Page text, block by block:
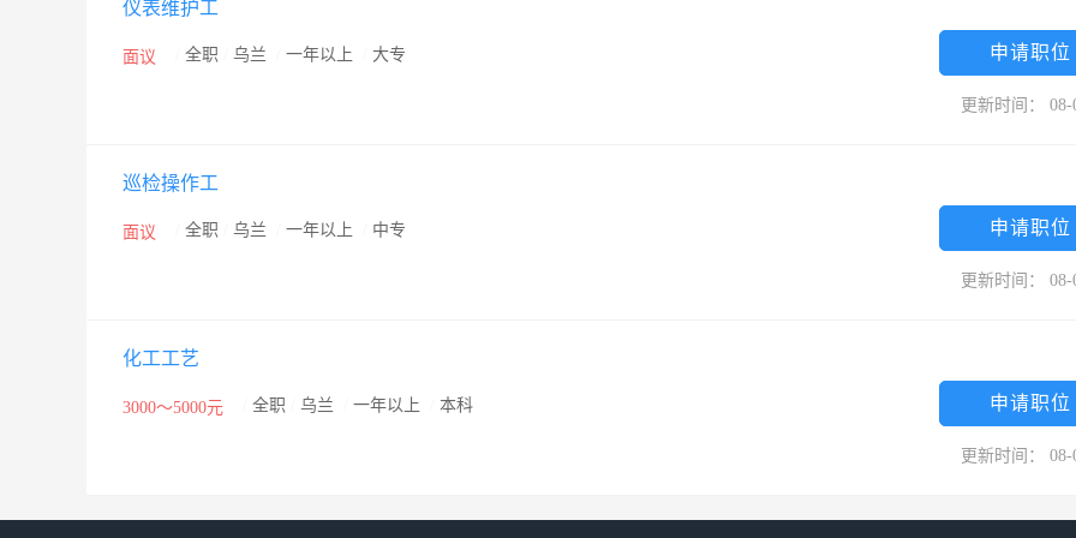
仪表维护工
面议 全职 乌兰 一年以上 大专 申请职位
更新时间： 08-
巡检操作工
面议 全职 乌兰 一年以上 中专 申请职位
更新时间： 08-
化工工艺
3000～5000元 全职 乌兰 一年以上 本科 申请职位
更新时间： 08-